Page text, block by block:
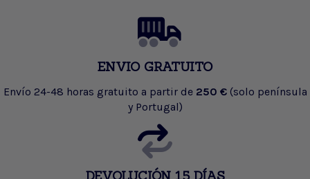
ENVIO GRATUITO
Envío 24-48 horas gratuito a partir de 250 € (solo península
y Portugal)